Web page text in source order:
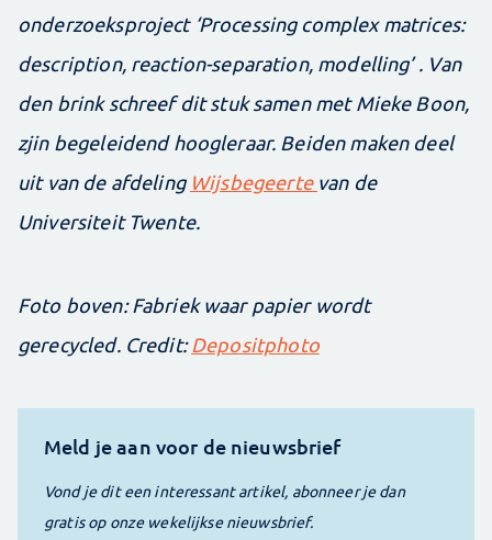
onderzoeksproject ‘Processing complex matrices:
­description, reaction-separation, modelling’ . Van
den brink schreef dit stuk samen met Mieke Boon,
zjin begeleidend hoogleraar. Beiden maken deel
uit van de afdeling Wijsbegeerte van de
Universiteit Twente.
Foto boven: Fabriek waar papier wordt
gerecycled. Credit:Depositphoto
Meld je aan voor de nieuwsbrief
Vond je dit een interessant artikel, abonneer je dan
gratis op onze wekelijkse nieuwsbrief.